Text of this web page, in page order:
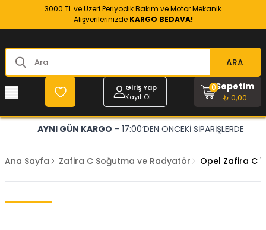
3000 TL ve Üzeri Periyodik Bakım ve Motor Mekanik
Alışverilerinizde KARGO BEDAVA!
ARA
Giriş Yap
Kayıt Ol
Sepetim
₺ 0,00
0
AYNI GÜN KARGO - 17:00’DEN ÖNCEKİ SİPARİŞLERDE
Ana Sayfa Zafira C Soğutma ve Radyatör Opel Zafira C